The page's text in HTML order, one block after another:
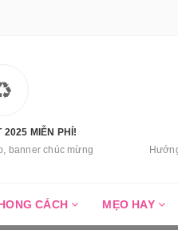
2025 MIỄN PHÍ!
banner chúc mừng
CÁCH MẸO HAY